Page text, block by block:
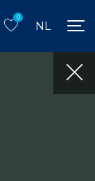
0
NL